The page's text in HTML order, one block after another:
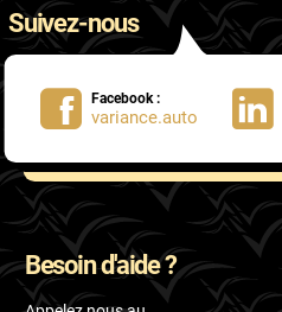
Suivez-nous
Facebook :
variance.auto
Besoin d'aide ?